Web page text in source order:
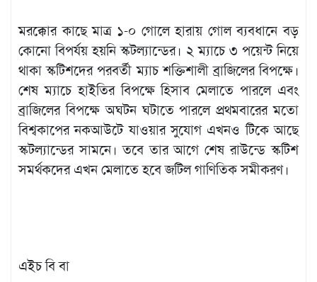
মরক্কোর কাছে মাত্র ১-০ গোলে হারায় গোল ব্যবধানে বড়
কোনো বিপর্যয় হয়নি স্কটল্যান্ডের। ২ ম্যাচে ৩ পয়েন্ট নিয়ে
থাকা স্কটিশদের পরবর্তী ম্যাচ শক্তিশালী ব্রাজিলের বিপক্ষে।
শেষ ম্যাচে হাইতির বিপক্ষে হিসাব মেলাতে পারলে এবং
ব্রাজিলের বিপক্ষে অঘটন ঘটাতে পারলে প্রথমবারের মতো
বিশ্বকাপের নকআউটে যাওয়ার সুযোগ এখনও টিকে আছে
স্কটল্যান্ডের সামনে। তবে তার আগে শেষ রাউন্ডে স্কটিশ
সমর্থকদের এখন মেলাতে হবে জটিল গাণিতিক সমীকরণ।
এইচ বি বা